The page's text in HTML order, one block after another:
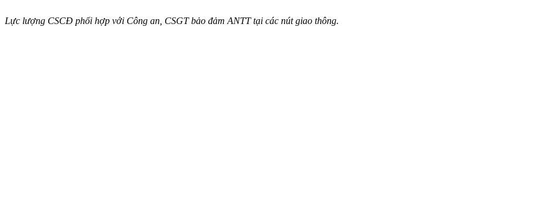
Lực lượng CSCĐ phối hợp với Công an, CSGT bảo đảm ANTT tại các nút giao thông.